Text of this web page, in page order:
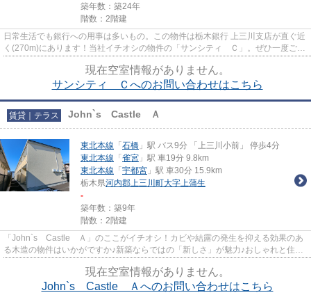
築年数：築24年
階数：2階建
日常生活でも銀行への用事は多いもの。この物件は栃木銀行 上三川支店が直ぐ近
く(270m)にあります！当社イチオシの物件の「サンシティ Ｃ」。ぜひ一度ご覧
現在空室情報がありません。
サンシティ Ｃへのお問い合わせはこちら
賃貸｜テラス John`s Castle Ａ
東北本線 「 石橋 」駅 バス9分 「上三川小前」 停歩4分
東北本線 「 雀宮 」駅 車19分 9.8km
東北本線 「 宇都宮 」駅 車30分 15.9km
栃木県河内郡上三川町大字上蒲生
-
築年数：築9年
階数：2階建
「John`s Castle Ａ」のここがイチオシ！カビや結露の発生を抑える効果のあ
る木造の物件はいかがですか♪新築ならではの「新しさ」が魅力♪おしゃれと住み
現在空室情報がありません。
John`s Castle Ａへのお問い合わせはこちら